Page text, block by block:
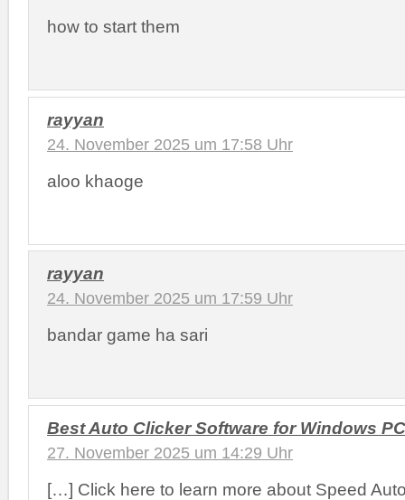
how to start them
rayyan
24. November 2025 um 17:58 Uhr
aloo khaoge
rayyan
24. November 2025 um 17:59 Uhr
bandar game ha sari
Best Auto Clicker Software for Windows PC
27. November 2025 um 14:29 Uhr
[…] Click here to learn more about Speed